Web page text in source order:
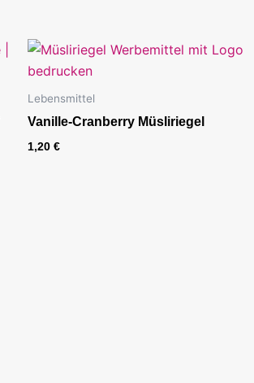
Lebensmittel
Vanille-Cranberry Müsliriegel
1,20 €